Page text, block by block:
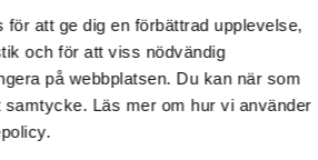
för att ge dig en förbättrad upplevelse,
och för att viss nödvändig
på webbplatsen. Du kan när som
samtycke. Läs mer om hur vi använder
Färgpaletten förmedlar lugn,
flöde, där varje nyans
en stillsam och rofylld atmosfär.
som väcker nyfikenhet med
inslag. Här möts